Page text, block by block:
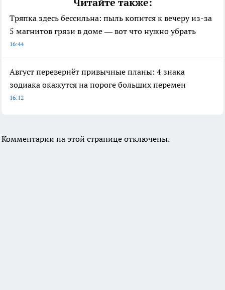
Читайте также:
Тряпка здесь бессильна: пыль копится к вечеру из-за
5 магнитов грязи в доме — вот что нужно убрать
16:44
Август перевернёт привычные планы: 4 знака
зодиака окажутся на пороге больших перемен
16:12
Комментарии на этой странице отключены.